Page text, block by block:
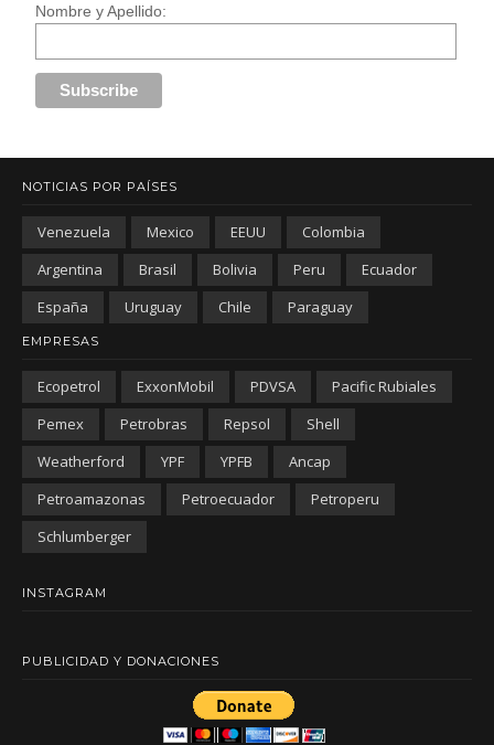
Nombre y Apellido:
NOTICIAS POR PAÍSES
Venezuela Mexico EEUU
Colombia
Argentina
Brasil Bolivia Peru
Ecuador
España
Uruguay Chile Paraguay
EMPRESAS
Ecopetrol ExxonMobil PDVSA
Pacific Rubiales
Pemex
Petrobras Repsol
Shell
Weatherford
YPF YPFB
Ancap
Petroamazonas
Petroecuador
Petroperu
Schlumberger
INSTAGRAM
PUBLICIDAD Y DONACIONES